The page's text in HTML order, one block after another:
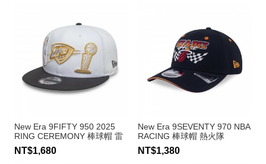
New Era 9FIFTY 950 2025
RING CEREMONY 棒球帽 雷
霆隊
NT$1,680
New Era 9SEVENTY 970 NBA
RACING 棒球帽 熱火隊
NT$1,380